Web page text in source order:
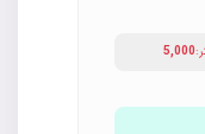
5,000